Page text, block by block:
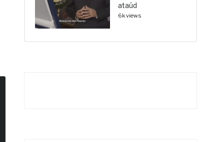
ataúd
6k views